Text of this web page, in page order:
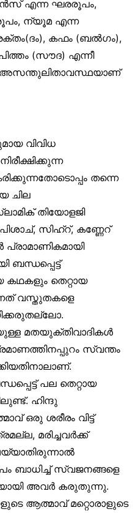
എന്ന ഘരരൂപം,
ന്യൂമ എന്ന
കഫം (ബൽഗം),
(സൗദ) എന്നീ
വിവിധ
തന്നെ
ചില
തിയോളജി
പിശാച്, സിഹ്‌റ്, കണ്ണേറ്
ബന്ധപ്പെട്ട്
തെറ്റായ
വസ്തുതകളെ
മതയുക്തിവാദികൾ
സ്വന്തം
പല തെറ്റായ
ഹിന്ദു
ഒരു ശരീരം വിട്ട്
മരിച്ചവർക്ക്
ബാധിച്ച് സ്വജനങ്ങളെ
അവർ കരുതുന്നു.
ആത്മാവ് മറ്റൊരാളുടെ